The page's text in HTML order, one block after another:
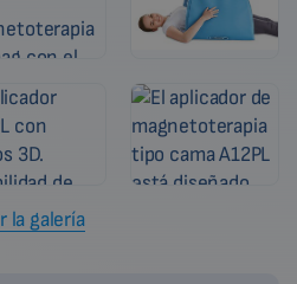
la galería